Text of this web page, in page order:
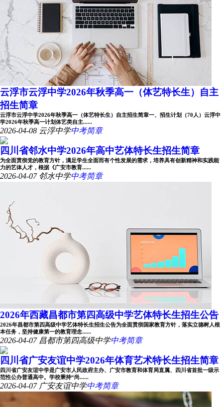
云浮市云浮中学2026年秋季高一（体艺特长生）自主
招生简章
云浮市云浮中学2026年秋季高一（体艺特长生）自主招生简章一、招生计划（70人）云浮中
学2026年秋季高一计划体艺类自主......
2026-04-08 云浮中学中考简章
四川省邻水中学2026年高中艺体特长生招生简章
为全面贯彻党的教育方针，满足学生全面而有个性发展的需求，培养具有创新精神和实践能
力的艺体人才，根据《广安市教育......
2026-04-07 邻水中学中考简章
2026年西藏昌都市第四高级中学艺体特长生招生公告
2026年昌都市第四高级中学艺体特长生招生公告为全面贯彻国家教育方针，落实立德树人根
本任务，坚持健康第一的教育理念......
2026-04-07 昌都市第四高级中学中考简章
四川省广安友谊中学2026年体育艺术特长生招生简章
四川省广安友谊中学是广安市人民政府主办、广安市教育和体育局直属、四川省首批一级示
范性公办普通高中。学校秉持“尚......
2026-04-07 广安友谊中学中考简章